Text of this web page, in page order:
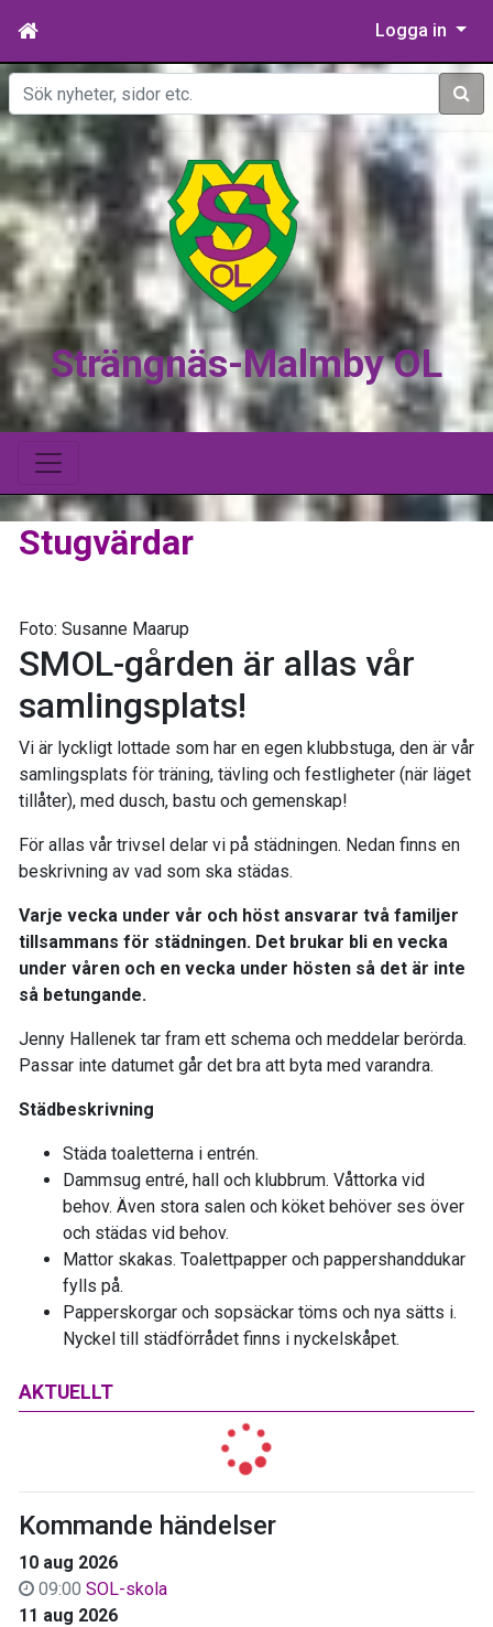
Logga in
Sök
Strängnäs-Malmby OL
AKTUELLT
Kommande händelser
10 aug 2026
09:00 SOL-skola
11 aug 2026
Stugvärdar
Foto: Susanne Maarup
SMOL-gården är allas vår
samlingsplats!
Vi är lyckligt lottade som har en egen klubbstuga, den är vår
samlingsplats för träning, tävling och festligheter (när läget
tillåter), med dusch, bastu och gemenskap!
För allas vår trivsel delar vi på städningen. Nedan finns en
beskrivning av vad som ska städas.
Varje vecka under vår och höst ansvarar två familjer
tillsammans för städningen. Det brukar bli en vecka
under våren och en vecka under hösten så det är inte
så betungande.
Jenny Hallenek tar fram ett schema och meddelar berörda.
Passar inte datumet går det bra att byta med varandra.
Städbeskrivning
Städa toaletterna i entrén.
Dammsug entré, hall och klubbrum. Våttorka vid
behov. Även stora salen och köket behöver ses över
och städas vid behov.
Mattor skakas. Toalettpapper och pappershanddukar
fylls på.
Papperskorgar och sopsäckar töms och nya sätts i.
Nyckel till städförrådet finns i nyckelskåpet.